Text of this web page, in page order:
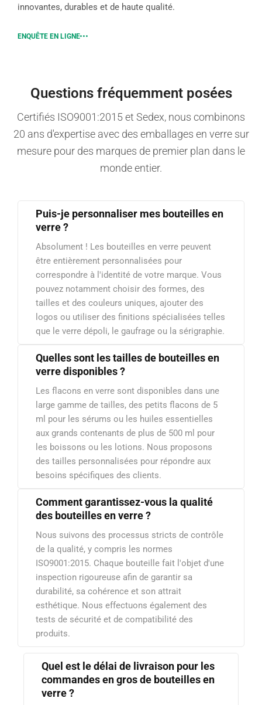
innovantes, durables et de haute qualité.
ENQUÊTE EN LIGNE
Questions fréquemment posées
Certifiés ISO9001:2015 et Sedex, nous combinons
20 ans d'expertise avec des emballages en verre sur
mesure pour des marques de premier plan dans le
monde entier.
Puis-je personnaliser mes bouteilles en
verre ?
Absolument ! Les bouteilles en verre peuvent
être entièrement personnalisées pour
correspondre à l'identité de votre marque. Vous
pouvez notamment choisir des formes, des
tailles et des couleurs uniques, ajouter des
logos ou utiliser des finitions spécialisées telles
que le verre dépoli, le gaufrage ou la sérigraphie.
Quelles sont les tailles de bouteilles en
verre disponibles ?
Les flacons en verre sont disponibles dans une
large gamme de tailles, des petits flacons de 5
ml pour les sérums ou les huiles essentielles
aux grands contenants de plus de 500 ml pour
les boissons ou les lotions. Nous proposons
des tailles personnalisées pour répondre aux
besoins spécifiques des clients.
Comment garantissez-vous la qualité
des bouteilles en verre ?
Nous suivons des processus stricts de contrôle
de la qualité, y compris les normes
ISO9001:2015. Chaque bouteille fait l'objet d'une
inspection rigoureuse afin de garantir sa
durabilité, sa cohérence et son attrait
esthétique. Nous effectuons également des
tests de sécurité et de compatibilité des
produits.
Quel est le délai de livraison pour les
commandes en gros de bouteilles en
verre ?